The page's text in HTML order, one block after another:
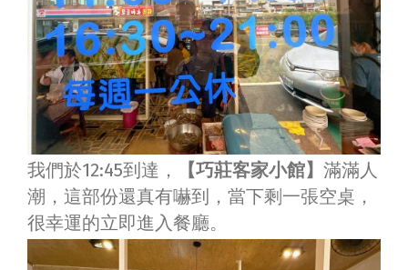
我們於12:45到達， 【巧莊客家小館】 滿滿人
潮，這部份還真有嚇到，當下剩一張空桌，
很幸運的立即進入餐廳。